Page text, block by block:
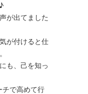
が出てました
が付けると仕
も、己を知っ
で高めて行